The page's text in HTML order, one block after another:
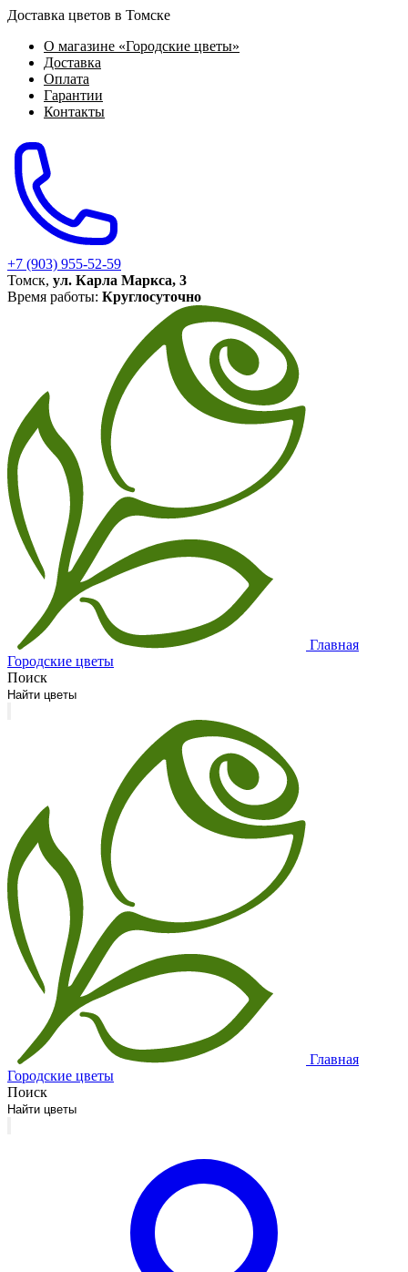
Доставка цветов в Томске
О магазине «Городские цветы»
Доставка
Оплата
Гарантии
Контакты
+7 (903) 955-52-59
Томск, ул. Карла Маркса, 3
Время работы: Круглосуточно
Главная
Городские цветы
Поиск
Главная
Городские цветы
Поиск